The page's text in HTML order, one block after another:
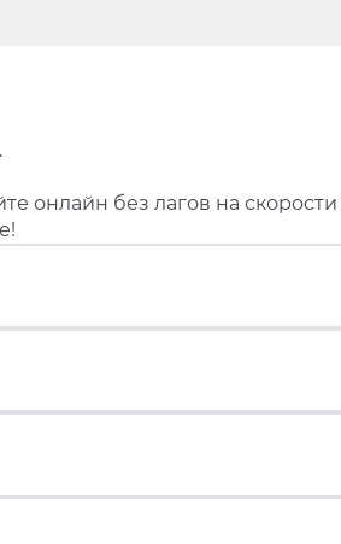
онлайн без лагов на